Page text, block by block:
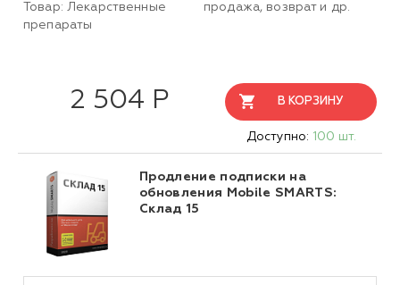
Товар: Лекарственные
препараты
продажа, возврат и др.
2 504 Р В КОРЗИНУ
Доступно: 100 шт.
Продление подписки на
обновления Mobile SMARTS:
Склад 15